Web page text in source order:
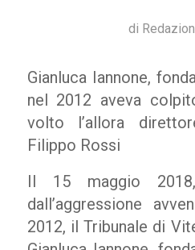
di
Gianluca Iannone,
nel 2012 aveva
volto l’allora
Filippo Rossi
Il 15 maggio
dall’aggressione
2012, il Tribunale di